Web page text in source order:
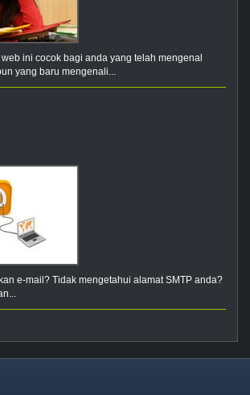
ini cocok bagi anda yang telah mengenal
yang baru mengenali...
e-mail? Tidak mengetahui alamat SMTP anda?